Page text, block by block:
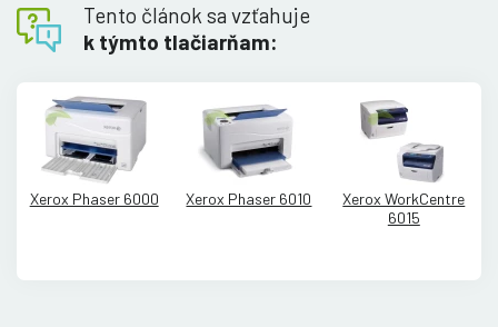
Tento článok sa vzťahuje
k týmto tlačiarňam:
Xerox Phaser 6000 Xerox Phaser 6010
Xerox WorkCentre
6015